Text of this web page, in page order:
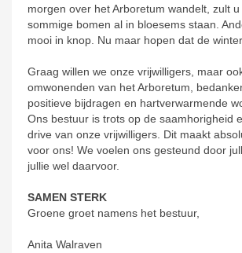
morgen over het Arboretum wandelt, zult
sommige bomen al in bloesems staan.
mooi in knop. Nu maar hopen dat de
Graag willen we onze vrijwilligers, maar
omwonenden van het Arboretum,
positieve bijdragen en hartverwarmende
Ons bestuur is trots op de saamhorigheid
drive van onze vrijwilligers. Dit maakt
voor ons! We voelen ons gesteund door
jullie wel daarvoor.
SAMEN STERK
Groene groet namens het bestuur,
Anita Walraven